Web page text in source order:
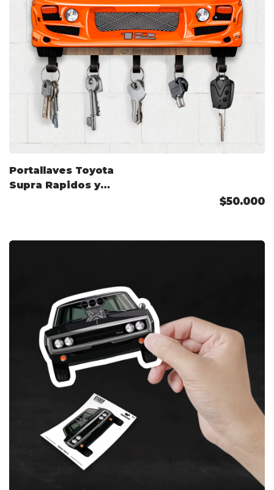
Portallaves Toyota
Supra Rapidos y
$50.000